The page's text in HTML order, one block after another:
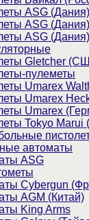
ASG
ASG
ASG
Gletcher
пулеметы
Umarex
Umarex
Umarex
Tokyo Marui
автоматы
ASG
Cybergun
AGM (Китай)
King Arms